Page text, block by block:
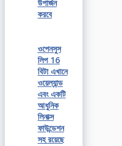
উপার্জন
করবে
ওপেনসুস
লিপ 16
বিটা এখানে
ওয়েল্যান্ড
এবং একটি
আধুনিক
লিনাক্স
ফাউন্ডেশন
সহ রয়েছে